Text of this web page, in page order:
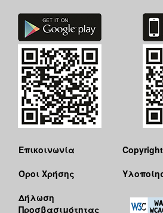
Επικοινωνία
Όροι Χρήσης
Δήλωση
Προσβασιμότητας